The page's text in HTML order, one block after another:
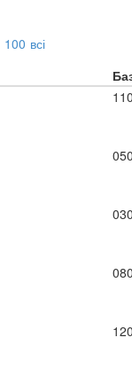
100 всі